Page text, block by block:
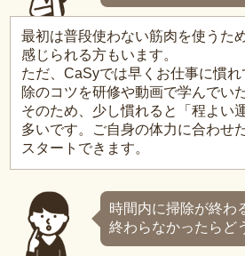
最初は普段使わない筋肉を使うた
感じられる方もいます。
ただ、CaSyでは早くお仕事に慣
除のコツを研修や動画で学んでい
そのため、少し慣れると「程よい
多いです。ご自身の体力に合わせ
スタートできます。
時間内に掃除が終わ
終わらなかったらど